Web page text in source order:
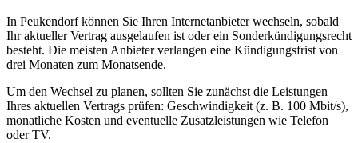
In Peukendorf können Sie Ihren Internetanbieter wechseln, sobald
Ihr aktueller Vertrag ausgelaufen ist oder ein Sonderkündigungsrecht
besteht. Die meisten Anbieter verlangen eine Kündigungsfrist von
drei Monaten zum Monatsende.
Um den Wechsel zu planen, sollten Sie zunächst die Leistungen
Ihres aktuellen Vertrags prüfen: Geschwindigkeit (z. B. 100 Mbit/s),
monatliche Kosten und eventuelle Zusatzleistungen wie Telefon
oder TV.